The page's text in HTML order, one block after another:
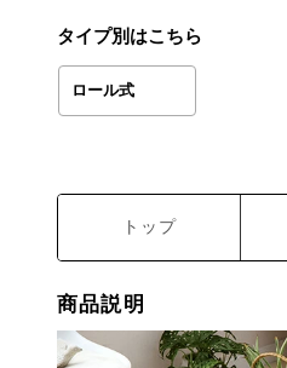
タイプ別はこちら
ロール式
トップ
商品説明